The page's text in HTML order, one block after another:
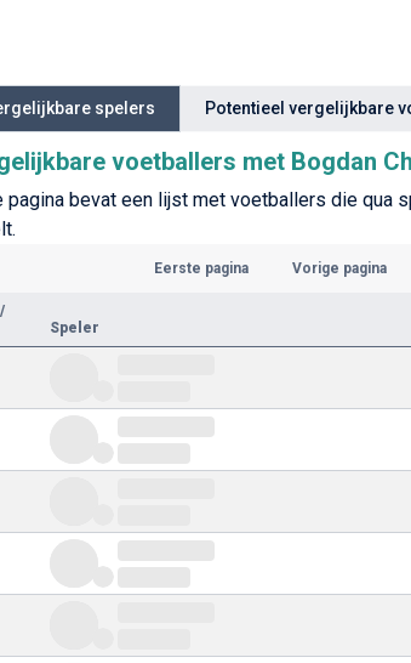
spelers Potentieel vergelijkbare
voetballers met Bogdan
pagina bevat een lijst met voetballers die qua
Eerste pagina Vorige pagina
/
Speler